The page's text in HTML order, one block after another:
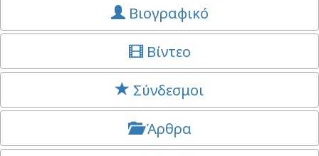
Βιογραφικό
Βίντεο
Σύνδεσμοι
Άρθρα